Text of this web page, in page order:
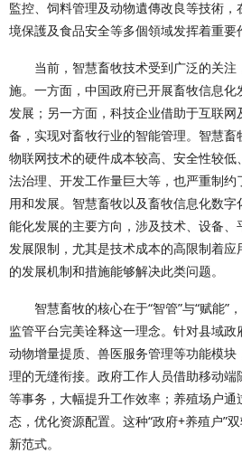
監控、饲料管理及动物遺傳改良等技術
境保護及食品安全等多個領域发挥着重要
当前，智慧畜牧技术受到广泛的关注
施。一方面，中国政府已开展畜牧信息
发展；另一方面，科技企业借助于互联
备，实现对畜牧行业的智能管理。智慧
物联网技术的硬件成本较高、安全性较
法治理、开发工作量巨大等，也严重制
用和发展。智慧畜牧以及畜牧信息化数
能化发展的主要方向，涉及技术、设备
发展限制，尤其是技术成本的高限制着
的发展机制和措施能够解决此类问题。
智慧畜牧的核心在于“智管”与“赋能”
监管平台完美诠释这一理念。针对县域
动物增量提质、兽医服务管理等功能模
理的无缝衔接。政府工作人员借助移动
等事务，大幅提升工作效率；养殖场户
态，优化资源配置。这种“政府+养殖户”
新范式。